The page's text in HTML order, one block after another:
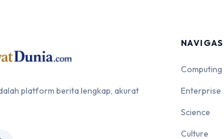
platform berita lengkap, akurat
Computing
Enterprise
Science
Culture